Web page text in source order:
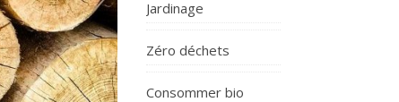
Jardinage
Zéro déchets
Consommer bio